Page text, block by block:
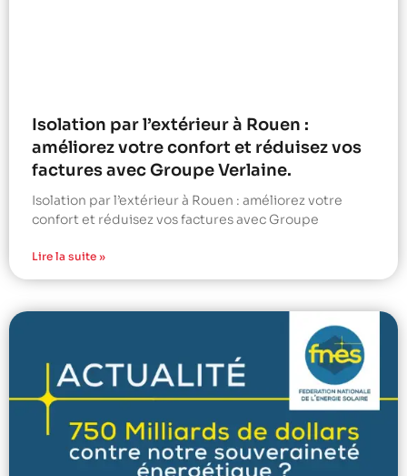
Isolation par l’extérieur à Rouen :
améliorez votre confort et réduisez vos
factures avec Groupe Verlaine.
Isolation par l’extérieur à Rouen : améliorez votre
confort et réduisez vos factures avec Groupe
Lire la suite »